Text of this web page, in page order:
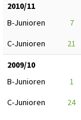
2010/11
B-Junioren
7
C-Junioren
21
2009/10
B-Junioren
1
C-Junioren
24